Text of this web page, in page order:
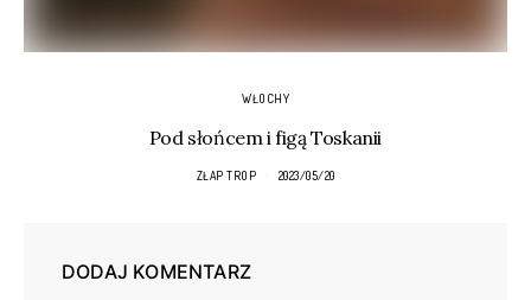
WŁOCHY
Pod słońcem i figą Toskanii
ZŁAP TROP 2023/05/20
DODAJ KOMENTARZ